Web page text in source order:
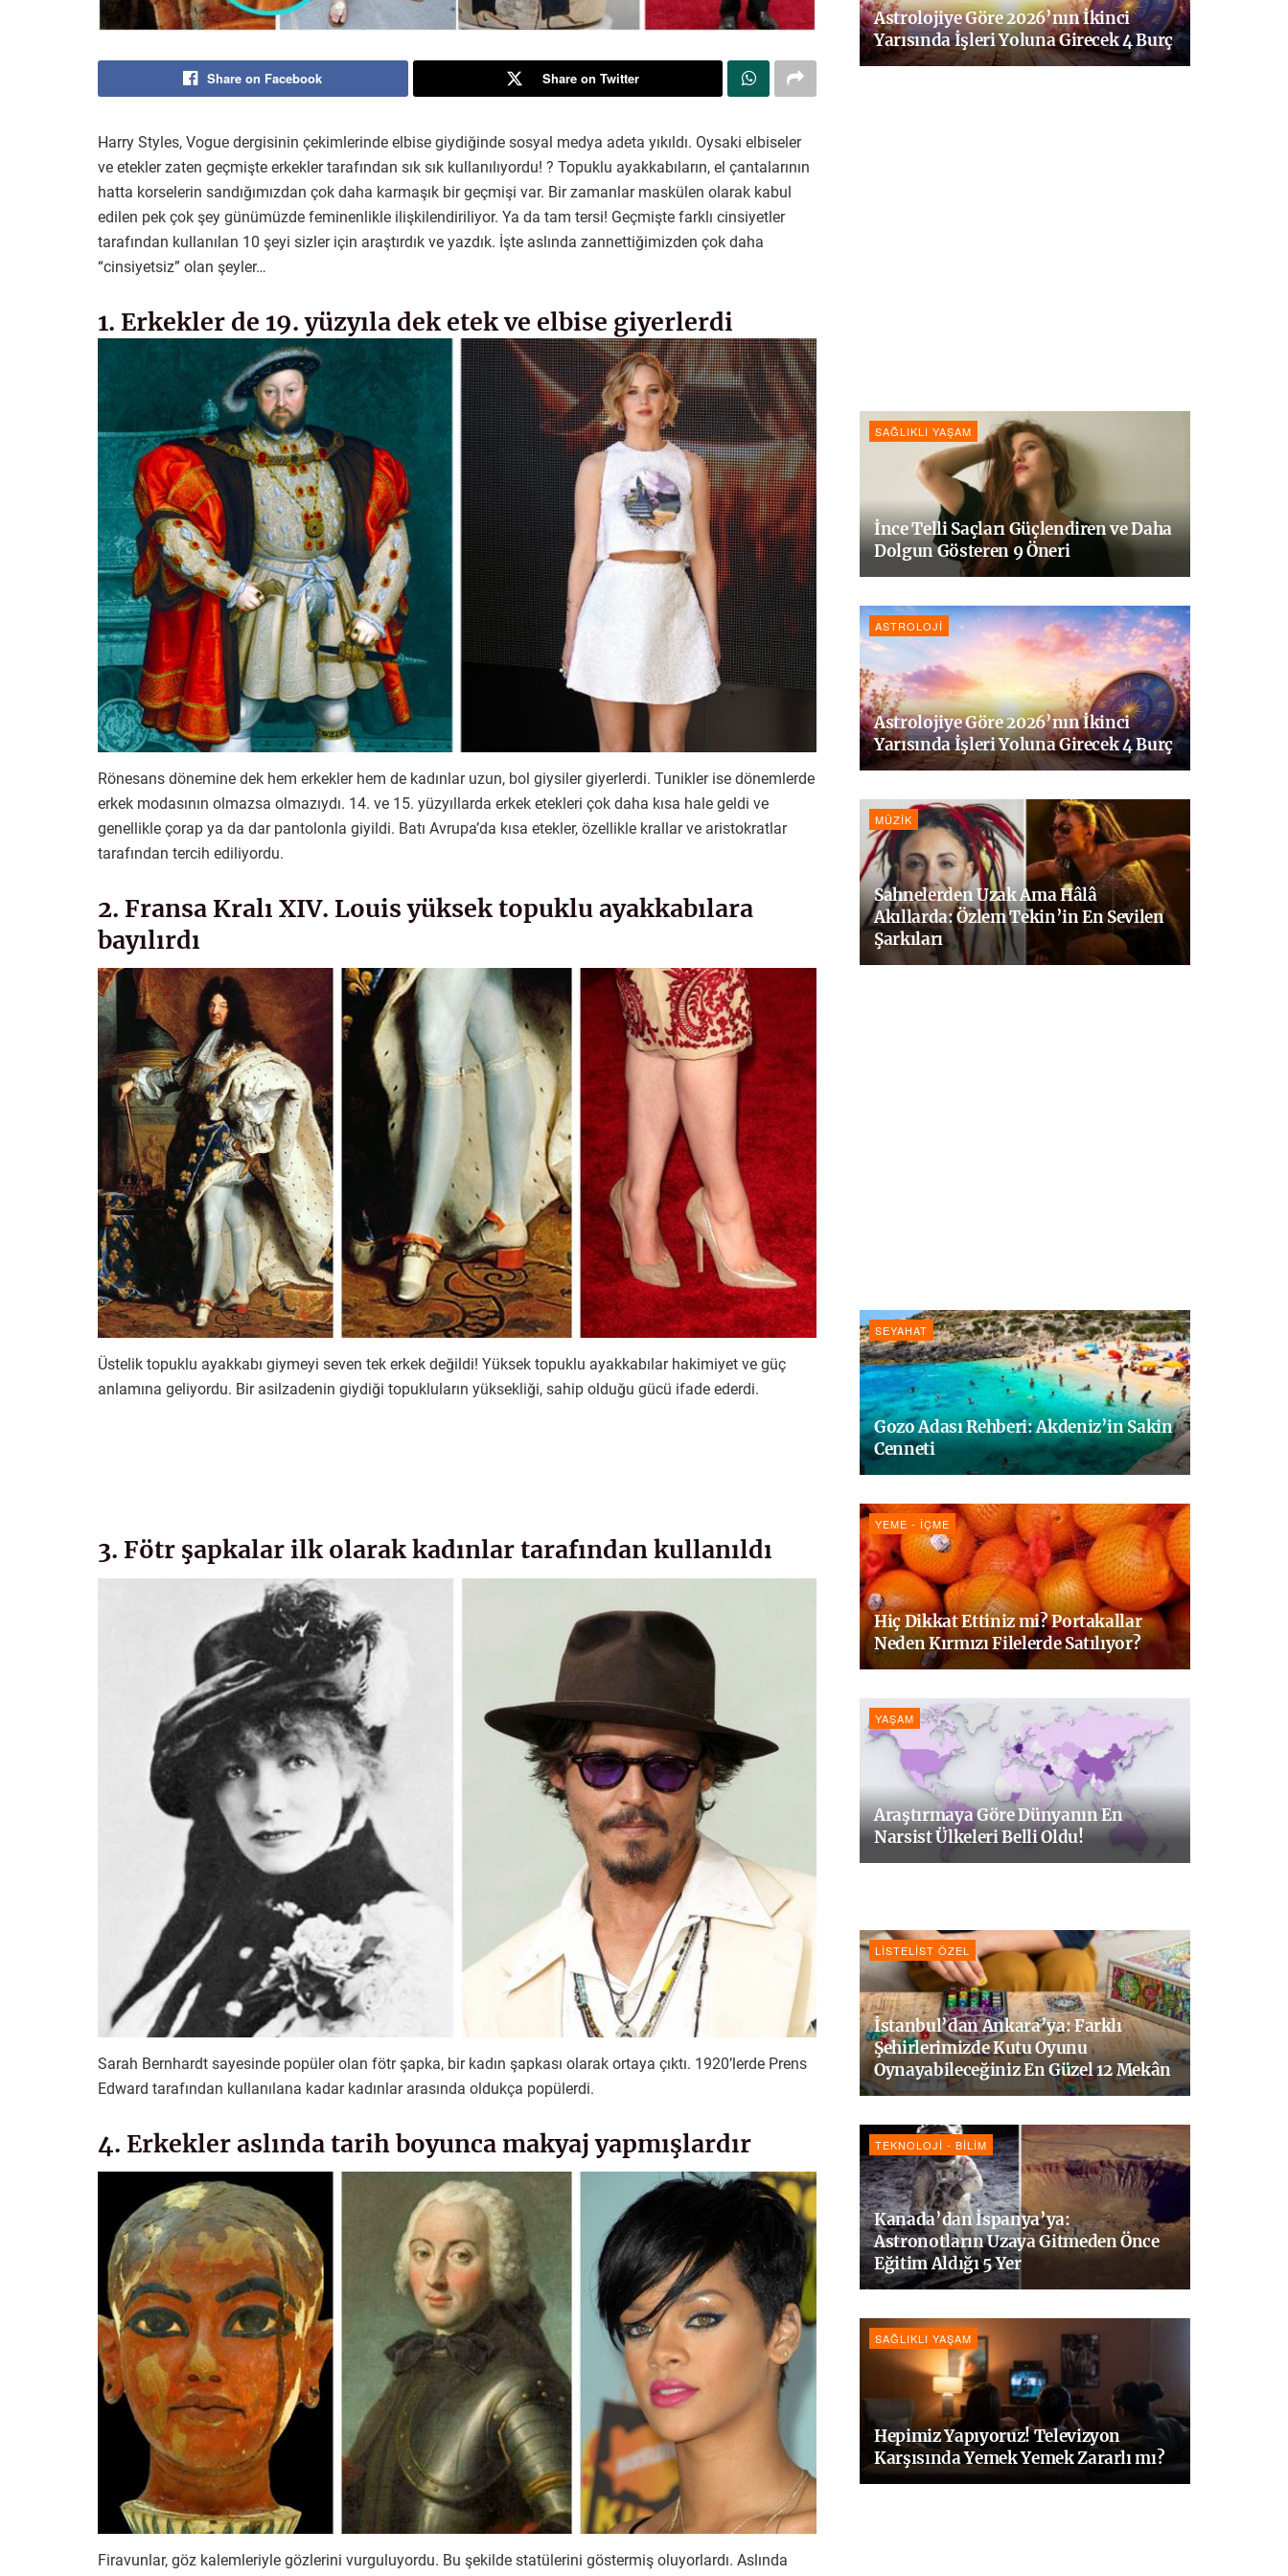
Share on Facebook Share on Twitter
Harry Styles, Vogue dergisinin çekimlerinde elbise giydiğinde sosyal medya adeta yıkıldı. Oysaki elbiseler
ve etekler zaten geçmişte erkekler tarafından sık sık kullanılıyordu! ? Topuklu ayakkabıların, el çantalarının
hatta korselerin sandığımızdan çok daha karmaşık bir geçmişi var. Bir zamanlar maskülen olarak kabul
edilen pek çok şey günümüzde feminenlikle ilişkilendiriliyor. Ya da tam tersi! Geçmişte farklı cinsiyetler
tarafından kullanılan 10 şeyi sizler için araştırdık ve yazdık. İşte aslında zannettiğimizden çok daha
“cinsiyetsiz” olan şeyler…
1. Erkekler de 19. yüzyıla dek etek ve elbise giyerlerdi
Rönesans dönemine dek hem erkekler hem de kadınlar uzun, bol giysiler giyerlerdi. Tunikler ise dönemlerde
erkek modasının olmazsa olmazıydı. 14. ve 15. yüzyıllarda erkek etekleri çok daha kısa hale geldi ve
genellikle çorap ya da dar pantolonla giyildi. Batı Avrupa’da kısa etekler, özellikle krallar ve aristokratlar
tarafından tercih ediliyordu.
2. Fransa Kralı XIV. Louis yüksek topuklu ayakkabılara
bayılırdı
Üstelik topuklu ayakkabı giymeyi seven tek erkek değildi! Yüksek topuklu ayakkabılar hakimiyet ve güç
anlamına geliyordu. Bir asilzadenin giydiği topukluların yüksekliği, sahip olduğu gücü ifade ederdi.
3. Fötr şapkalar ilk olarak kadınlar tarafından kullanıldı
Sarah Bernhardt sayesinde popüler olan fötr şapka, bir kadın şapkası olarak ortaya çıktı. 1920’lerde Prens
Edward tarafından kullanılana kadar kadınlar arasında oldukça popülerdi.
4. Erkekler aslında tarih boyunca makyaj yapmışlardır
Firavunlar, göz kalemleriyle gözlerini vurguluyordu. Bu şekilde statülerini göstermiş oluyorlardı. Aslında
Astrolojiye Göre 2026’nın İkinci
Yarısında İşleri Yoluna Girecek 4 Burç
SAĞLIKLI YAŞAM
İnce Telli Saçları Güçlendiren ve Daha
Dolgun Gösteren 9 Öneri
ASTROLOJI
Astrolojiye Göre 2026’nın İkinci
Yarısında İşleri Yoluna Girecek 4 Burç
MÜZIK
Sahnelerden Uzak Ama Hâlâ
Akıllarda: Özlem Tekin’in En Sevilen
Şarkıları
SEYAHAT
Gozo Adası Rehberi: Akdeniz’in Sakin
Cenneti
YEME - İÇME
Hiç Dikkat Ettiniz mi? Portakallar
Neden Kırmızı Filelerde Satılıyor?
YAŞAM
Araştırmaya Göre Dünyanın En
Narsist Ülkeleri Belli Oldu!
LISTELIST ÖZEL
İstanbul’dan Ankara’ya: Farklı
Şehirlerimizde Kutu Oyunu
Oynayabileceğiniz En Güzel 12 Mekân
TEKNOLOJI - BILIM
Kanada’dan İspanya’ya:
Astronotların Uzaya Gitmeden Önce
Eğitim Aldığı 5 Yer
SAĞLIKLI YAŞAM
Hepimiz Yapıyoruz! Televizyon
Karşısında Yemek Yemek Zararlı mı?